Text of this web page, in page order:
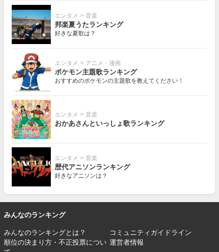
エンタメ > 音楽
邦楽夏うたランキング
好きな夏歌は？
エンタメ > アニメ・漫画
ポケモン主題歌ランキング
おすすめのポケモンの主題歌を教えてください！
エンタメ > 音楽
おかあさんといっしょ歌ランキング
エンタメ > 音楽
歴代アニソンランキング
好きなアニソンは？
みんなのランキング
みんなのランキングとは？
コミュニティガイドライン
順位の決まり方・不正投票につい 運営者情報